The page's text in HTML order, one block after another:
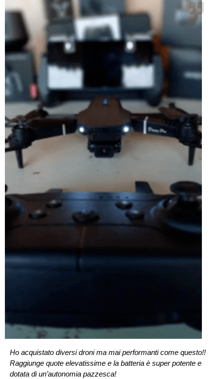
Ho acquistato diversi droni ma mai performanti come questo!!
Raggiunge quote elevatissime e la batteria è super potente e
dotata di un’autonomia pazzesca!